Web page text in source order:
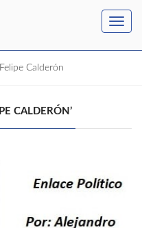
Felipe Calderón
CALDERÓN’